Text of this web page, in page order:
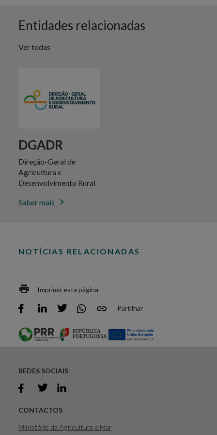
Entidades relacionadas
Ver todas
DGADR
Direção-Geral de
Agricultura e
Desenvolvimento Rural
Saber mais
NOTÍCIAS RELACIONADAS
Imprimir esta página
Partilhar
REDES SOCIAIS
CONTACTOS
Ministério da Agricultura e Mar